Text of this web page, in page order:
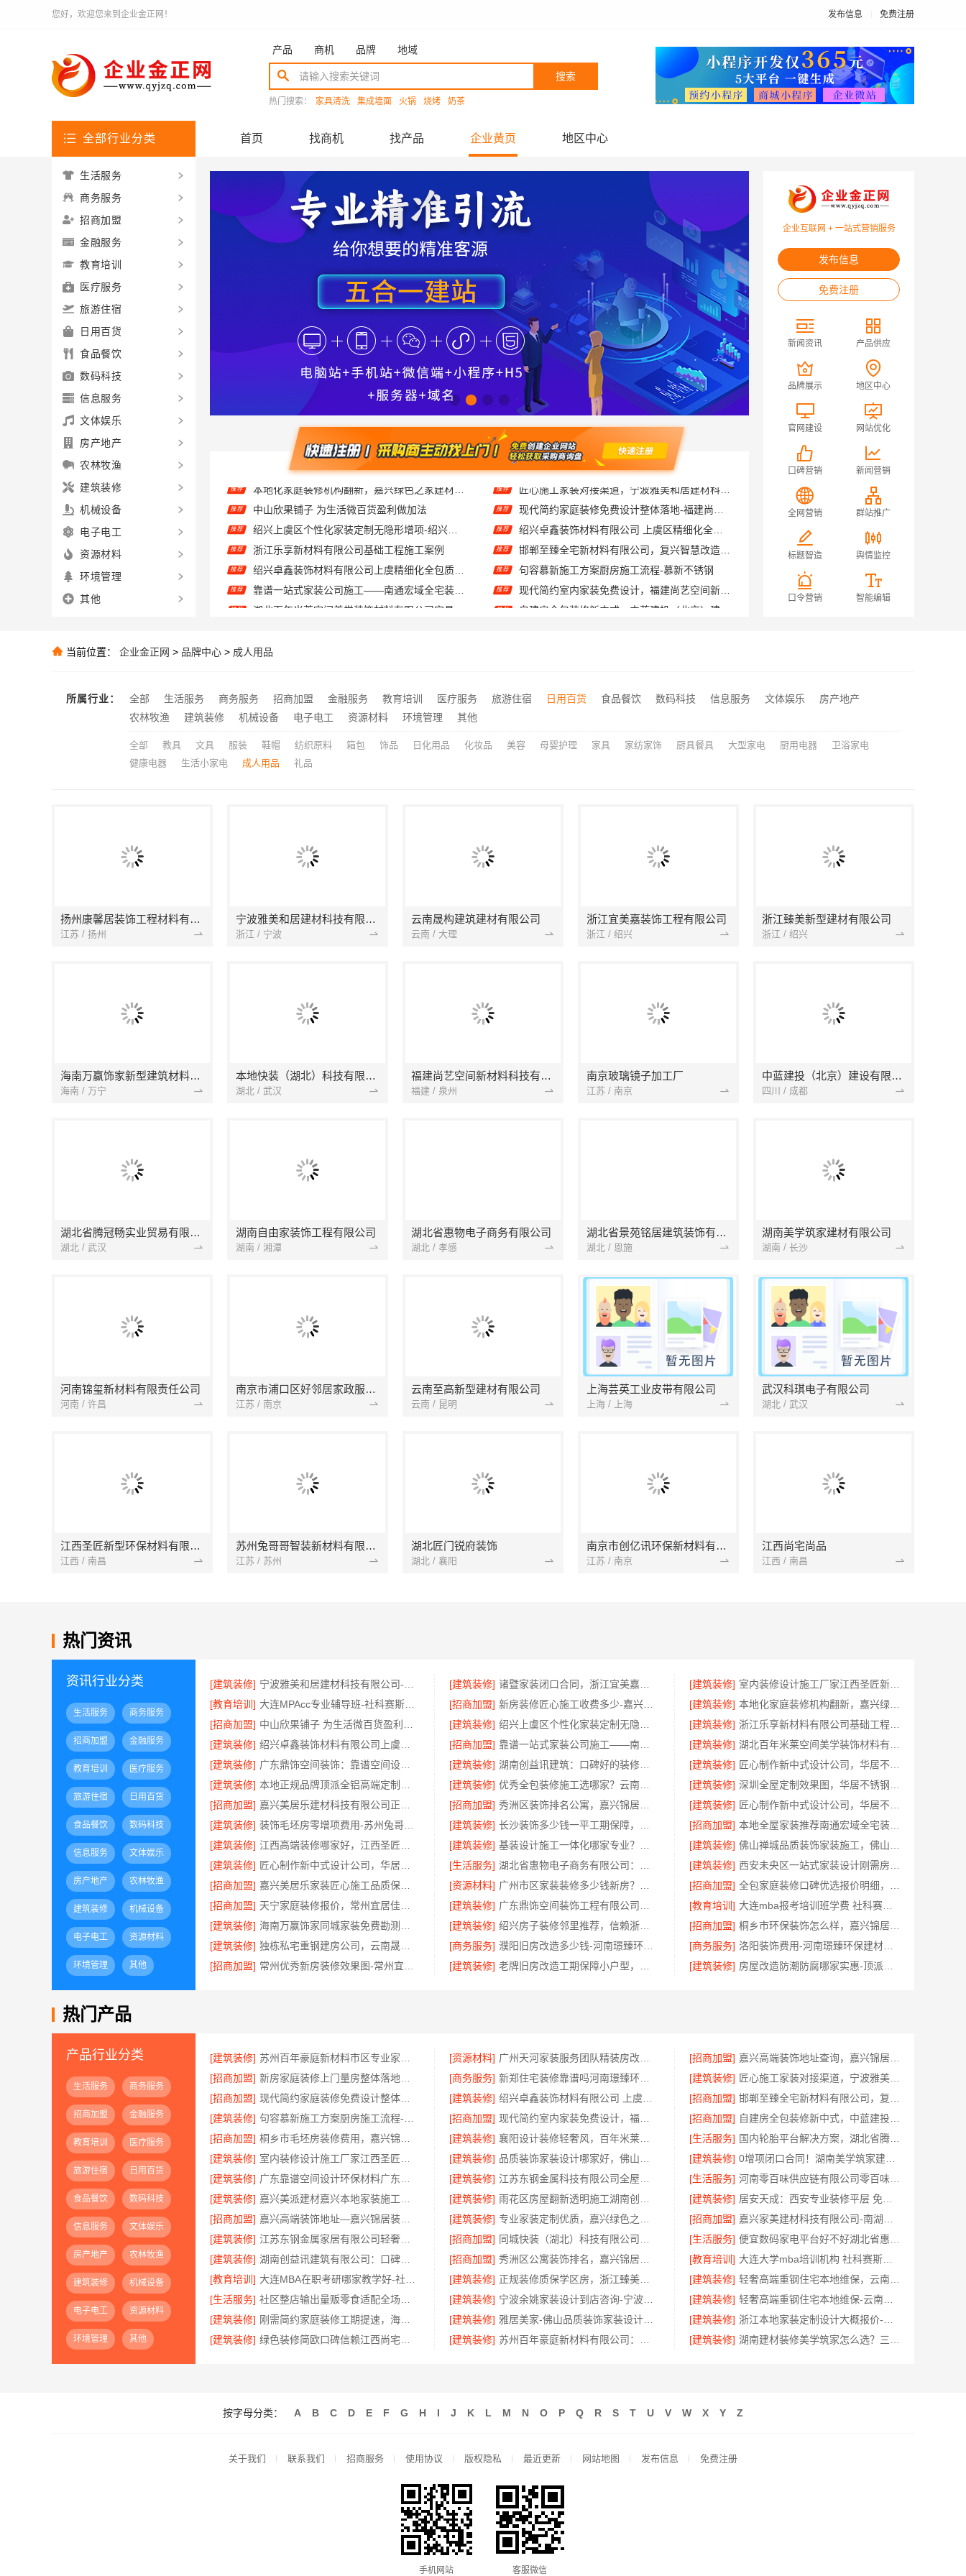
您好，欢迎您来到企业金正网！ 发布信息 免费注册
产品 商机 品牌 地域
搜索
热门搜索： 家具清洗 集成墙面 火锅 烧烤 奶茶
全部行业分类 首页 找商机 找产品 企业黄页 地区中心
推荐 中山欣果铺子 为生活微百货盈利做加法
推荐
推荐 浙江乐享新材料有限公司基础工程施工案例
推荐
推荐 靠谱一站式家装公司施工——南通宏域全宅装饰建材有限公司
推荐 湖北百年米莱空间美学装饰材料有限公司宜昌专业装修公司口碑
宁波雅美和居建材科技有限公司-老牌家装设计施工对接
推荐
新房装修匠心施工收费多少-嘉兴美居乐建材科技有限公司
推荐 本地化家庭装修机构翻新，嘉兴绿色之家建材科技有限公司
推荐 现代简约家庭装修免费设计整体落地-福建尚艺空间新材料科技有限公司
推荐 绍兴卓鑫装饰材料有限公司 上虞区精细化全包质量有保障
推荐 邯郸至臻全宅新材料有限公司，复兴智慧改造专家
推荐 句容慕新施工方案厨房施工流程-慕新不锈钢
推荐
推荐 自建房全包装修新中式，中蓝建投（北京）建设有限公司武功分公司精工打造
新郑住宅装修靠谱吗河南璟臻环保建材有限公司标准化施工
企业互联网 + 一站式营销服务
发布信息
免费注册
新闻资讯 产品供应
品牌展示 地区中心
官网建设 网站优化
口碑营销 新闻营销
全网营销 群站推广
标题智造 舆情监控
口令营销 智能编辑
生活服务
商务服务
招商加盟
金融服务
教育培训
医疗服务
旅游住宿
日用百货
食品餐饮
数码科技
信息服务
文体娱乐
房产地产
农林牧渔
建筑装修
机械设备
电子电工
资源材料
环境管理
其他
当前位置： 企业金正网 > 品牌中心 > 成人用品
所属行业： 全部 生活服务 商务服务 招商加盟 金融服务 教育培训 医疗服务 旅游住宿 日用百货 食品餐饮 数码科技 信息服务 文体娱乐
房产地产
农林牧渔
建筑装修 机械设备 电子电工 资源材料 环境管理 其他
全部 教具 文具 服装 鞋帽 纺织原料 箱包 饰品 日化用品 化妆品 美容 母婴护理 家具 家纺家饰 厨具餐具 大型家电 厨用电器
卫浴家电
健康电器
生活小家电 成人用品 礼品
扬州康馨居装饰工程材料有限公司
江苏 / 扬州
宁波雅美和居建材科技有限公司
浙江 / 宁波
云南晟构建筑建材有限公司
云南 / 大理
浙江宜美嘉装饰工程有限公司
浙江 / 绍兴
浙江臻美新型建材有限公司
浙江 / 绍兴
海南万赢饰家新型建筑材料有限公司
海南 / 万宁
本地快装（湖北）科技有限公司
湖北 / 武汉
福建尚艺空间新材料科技有限公司
福建 / 泉州
南京玻璃镜子加工厂
江苏 / 南京
中蓝建投（北京）建设有限公司四川第一分公司
四川 / 成都
湖北省腾冠畅实业贸易有限公司
湖北 / 武汉
湖南自由家装饰工程有限公司
湖南 / 湘潭
湖北省惠物电子商务有限公司
湖北 / 孝感
湖北省景苑铭居建筑装饰有限公司
湖北 / 恩施
湖南美学筑家建材有限公司
湖南 / 长沙
河南锦玺新材料有限责任公司
河南 / 许昌
南京市浦口区好邻居家政服务中心
江苏 / 南京
云南至高新型建材有限公司
云南 / 昆明
上海芸英工业皮带有限公司
上海 / 上海
武汉科琪电子有限公司
湖北 / 武汉
江西圣匠新型环保材料有限公司
江西 / 南昌
苏州兔哥哥智装新材料有限公司
江苏 / 苏州
湖北匠门锐府装饰
湖北 / 襄阳
南京市创亿讯环保新材料有限公司
江苏 / 南京
江西尚宅尚品
江西 / 南昌
热门资讯
资讯行业分类
生活服务 商务服务
招商加盟 金融服务
教育培训 医疗服务
旅游住宿 日用百货
食品餐饮 数码科技
信息服务 文体娱乐
房产地产 农林牧渔
建筑装修 机械设备
电子电工 资源材料
环境管理 其他
[建筑装修] [建筑装修] [建筑装修]
室内装修设计施工厂家江西圣匠新型环保材料有限公司
[教育培训]
[招商加盟] [建筑装修]
本地化家庭装修机构翻新，嘉兴绿色之家建材科技有限公司
[招商加盟]
[建筑装修] [建筑装修]
浙江乐享新材料有限公司基础工程施工案例
[建筑装修]
[招商加盟] [建筑装修]
[建筑装修]
[建筑装修] [建筑装修]
匠心制作新中式设计公司，华居不锈钢
[建筑装修]
[建筑装修] [建筑装修]
[招商加盟]
[招商加盟] [建筑装修]
匠心制作新中式设计公司，华居不锈钢传承东方韵味
[建筑装修]
[建筑装修] [招商加盟]
本地全屋家装推荐南通宏域全宅装饰建材有限公司
[建筑装修]
[建筑装修] [建筑装修]
[建筑装修]
[生活服务] [建筑装修]
[招商加盟]
[资源材料] [招商加盟]
[招商加盟]
[建筑装修] [教育培训]
大连mba报考培训班学费 社科赛斯匠心研发备战MBA考研
[建筑装修]
[建筑装修] [招商加盟]
[建筑装修]
[商务服务] [商务服务]
洛阳装饰费用-河南璟臻环保建材有限公司透明报价
[招商加盟]
[建筑装修] [建筑装修]
热门产品
产品行业分类
生活服务 商务服务
招商加盟 金融服务
教育培训 医疗服务
旅游住宿 日用百货
食品餐饮 数码科技
信息服务 文体娱乐
房产地产 农林牧渔
建筑装修 机械设备
电子电工 资源材料
环境管理 其他
[建筑装修] [资源材料] [招商加盟]
[招商加盟]
[商务服务] [建筑装修]
匠心施工家装对接渠道，宁波雅美和居建材科技质量保障
[招商加盟]
[建筑装修] [招商加盟]
[建筑装修]
[招商加盟] [招商加盟]
自建房全包装修新中式，中蓝建投（北京）建设有限公司武功分公司精工打造
[招商加盟]
[建筑装修] [生活服务]
国内轮胎平台解决方案，湖北省腾冠畅实业贸易有限公司正品直供
[建筑装修]
[建筑装修] [建筑装修]
0增项闭口合同！湖南美学筑家建材有限公司局部改造更省心
[建筑装修]
[建筑装修] [生活服务]
河南零百味供应链有限公司零百味低成本零食硬折扣适配全场景
[建筑装修]
[建筑装修] [建筑装修]
[招商加盟]
[建筑装修] [招商加盟]
[建筑装修]
[招商加盟] [生活服务]
[建筑装修]
[招商加盟] [教育培训]
大连大学mba培训机构 社科赛斯MBA考研专业辅导机构
[教育培训]
[建筑装修] [建筑装修]
轻奢高端重钢住宅本地维保，云南晟构建筑建材有限公司贴心服务
[生活服务]
[建筑装修] [建筑装修]
轻奢高端重钢住宅本地维保-云南晟构建筑建材有限公司服务
[建筑装修]
[建筑装修] [建筑装修]
[建筑装修]
[建筑装修] [建筑装修]
按字母分类： A B C D E F G H I J K L M N O P Q R S T U V W X Y Z
关于我们 联系我们 招商服务 使用协议 版权隐私 最近更新 网站地图 发布信息 免费注册
手机网站 客服微信